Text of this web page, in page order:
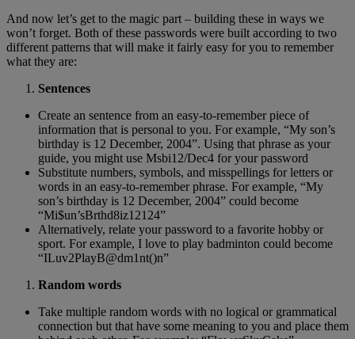
And now let’s get to the magic part – building these in ways we
won’t forget. Both of these passwords were built according to two
different patterns that will make it fairly easy for you to remember
what they are:
Sentences
Create an sentence from an easy-to-remember piece of
information that is personal to you. For example, “My son’s
birthday is 12 December, 2004”. Using that phrase as your
guide, you might use Msbi12/Dec4 for your password
Substitute numbers, symbols, and misspellings for letters or
words in an easy-to-remember phrase. For example, “My
son’s birthday is 12 December, 2004” could become
“Mi$un’sBrthd8iz12124”
Alternatively, relate your password to a favorite hobby or
sport. For example, I love to play badminton could become
“ILuv2PlayB@dm1nt()n”
Random words
Take multiple random words with no logical or grammatical
connection but that have some meaning to you and place them